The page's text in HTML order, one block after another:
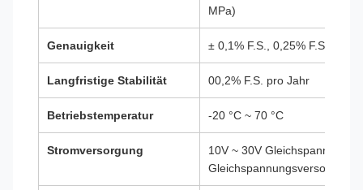
MPa)
Genauigkeit ± 0,1% F.S., 0,25% F.S.,
Langfristige Stabilität 00,2% F.S. pro Jahr
Betriebstemperatur -20 °C ~ 70 °C
Stromversorgung
10V ~ 30V Gleichspannung
Gleichspannungsversorgung